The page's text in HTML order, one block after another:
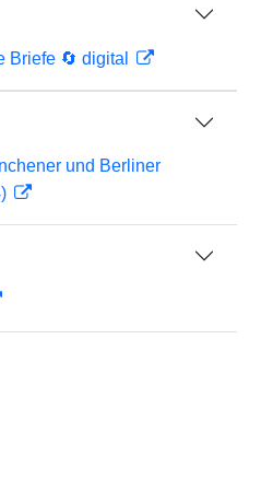
Briefe 🔄 digital
und Berliner